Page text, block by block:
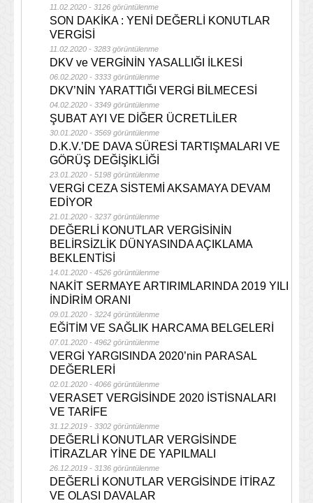
11.02.2020 - 3126 görüntülenme
SON DAKİKA : YENİ DEĞERLİ KONUTLAR
VERGİSİ
11.02.2020 - 3283 görüntülenme
DKV ve VERGİNİN YASALLIĞI İLKESİ
06.02.2020 - 3333 görüntülenme
DKV’NİN YARATTIĞI VERGİ BİLMECESİ
04.02.2020 - 3349 görüntülenme
ŞUBAT AYI VE DİĞER ÜCRETLİLER
30.01.2020 - 3569 görüntülenme
D.K.V.’DE DAVA SÜRESİ TARTIŞMALARI VE
GÖRÜŞ DEĞİŞİKLİĞİ
23.01.2020 - 5198 görüntülenme
VERGİ CEZA SİSTEMİ AKSAMAYA DEVAM
EDİYOR
21.01.2020 - 3237 görüntülenme
DEĞERLİ KONUTLAR VERGİSİNİN
BELİRSİZLİK DÜNYASINDA AÇIKLAMA
BEKLENTİSİ
14.01.2020 - 4526 görüntülenme
NAKİT SERMAYE ARTIRIMLARINDA 2019 YILI
İNDİRİM ORANI
09.01.2020 - 3224 görüntülenme
EĞİTİM VE SAĞLIK HARCAMA BELGELERİ
07.01.2020 - 4962 görüntülenme
VERGİ YARGISINDA 2020’nin PARASAL
DEĞERLERİ
02.01.2020 - 4066 görüntülenme
VERASET VERGİSİNDE 2020 İSTİSNALARI
VE TARİFE
31.12.2019 - 3302 görüntülenme
DEĞERLİ KONUTLAR VERGİSİNDE
İTİRAZLAR YİNE DE YAPILMALI
26.12.2019 - 3136 görüntülenme
DEĞERLİ KONUTLAR VERGİSİNDE İTİRAZ
VE OLASI DAVALAR